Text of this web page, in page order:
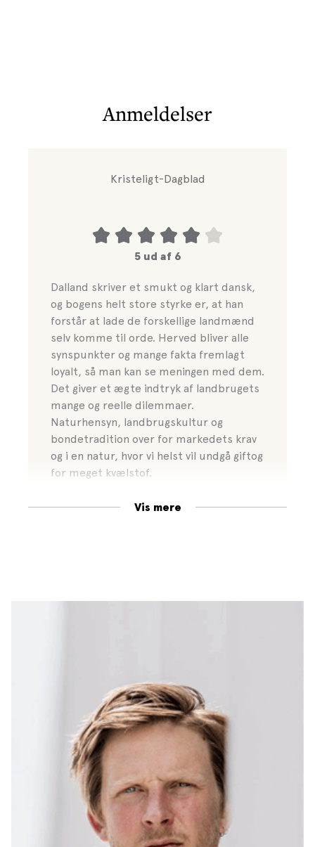
Anmeldelser
Kristeligt-Dagblad
5 ud af 6
Dalland skriver et smukt og klart dansk,
og bogens helt store styrke er, at han
forstår at lade de forskellige landmænd
selv komme til orde. Herved bliver alle
synspunkter og mange fakta fremlagt
loyalt, så man kan se meningen med dem.
Det giver et ægte indtryk af landbrugets
mange og reelle dilemmaer.
Naturhensyn, landbrugskultur og
bondetradition over for markedets krav
og i en natur, hvor vi helst vil undgå giftog
for meget kvælstof.
Vis mere